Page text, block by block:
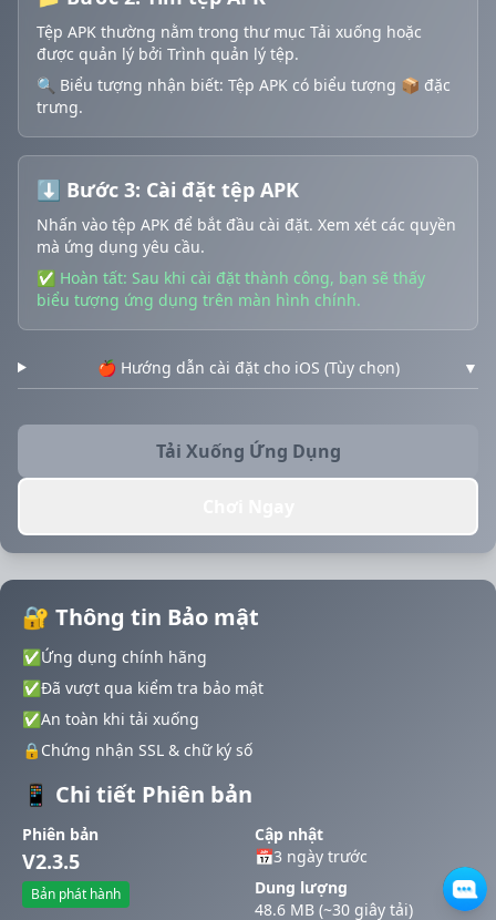
Tệp APK thường nằm trong thư mục Tải xuống hoặc
được quản lý bởi Trình quản lý tệp.
🔍 Biểu tượng nhận biết: Tệp APK có biểu tượng 📦 đặc
trưng.
⬇️ Bước 3: Cài đặt tệp APK
Nhấn vào tệp APK để bắt đầu cài đặt. Xem xét các quyền
mà ứng dụng yêu cầu.
✅ Hoàn tất: Sau khi cài đặt thành công, bạn sẽ thấy
biểu tượng ứng dụng trên màn hình chính.
🍎 Hướng dẫn cài đặt cho iOS (Tùy chọn) ▼
Tải Xuống Ứng Dụng
🔐 Thông tin Bảo mật
✅Ứng dụng chính hãng
✅Đã vượt qua kiểm tra bảo mật
✅An toàn khi tải xuống
🔒 Chứng nhận SSL & chữ ký số
📱 Chi tiết Phiên bản
Phiên bản
V2.3.5
Bản phát hành
Cập nhật
📅3 ngày trước
Dung lượng
48.6 MB (~30 giây tải)